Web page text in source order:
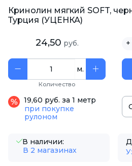
Кринолин мягкий SOFT,
Турция (УЦЕНКА)
24,50 руб.
м.
Количество
19,60 руб. за 1 метр
при покупке
рулоном
В наличии:
В 2 магазинах